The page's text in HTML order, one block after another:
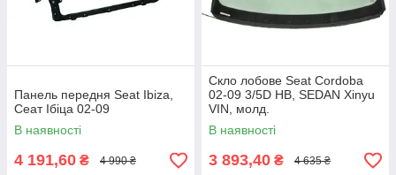
Панель передня Seat Ibiza,
Сеат Ібіца 02-09
В наявності
4 191,60 ₴ 4 990 ₴
Скло лобове Seat Cordoba
02-09 3/5D HB, SEDAN Xinyu
VIN, молд.
В наявності
3 893,40 ₴ 4 635 ₴